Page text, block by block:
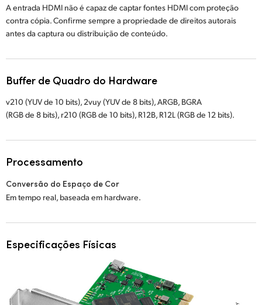
A entrada HDMI não é capaz de captar fontes HDMI com proteção
contra cópia. Confirme sempre a propriedade de direitos autorais
antes da captura ou distribuição de conteúdo.
Buffer de Quadro do Hardware
v210 (YUV de 10 bits), 2vuy (YUV de 8 bits), ARGB, BGRA
(RGB de 8 bits), r210 (RGB de 10 bits), R12B, R12L (RGB de 12 bits).
Processamento
Conversão do Espaço de Cor
Em tempo real, baseada em hardware.
Especificações Físicas